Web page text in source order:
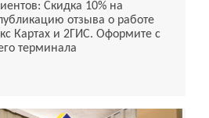
Скидка 10% на
отзыва о работе
Картах и 2ГИС. Оформите с
терминала